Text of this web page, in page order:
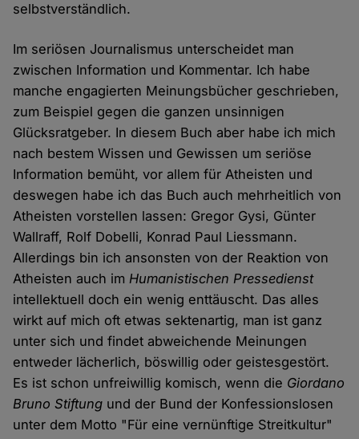
selbstverständlich.
Im seriösen Journalismus unterscheidet man
zwischen Information und Kommentar. Ich habe
manche engagierten Meinungsbücher geschrieben,
zum Beispiel gegen die ganzen unsinnigen
Glücksratgeber. In diesem Buch aber habe ich mich
nach bestem Wissen und Gewissen um seriöse
Information bemüht, vor allem für Atheisten und
deswegen habe ich das Buch auch mehrheitlich von
Atheisten vorstellen lassen: Gregor Gysi, Günter
Wallraff, Rolf Dobelli, Konrad Paul Liessmann.
Allerdings bin ich ansonsten von der Reaktion von
Atheisten auch imHumanistischen Pressedienst
intellektuell doch ein wenig enttäuscht. Das alles
wirkt auf mich oft etwas sektenartig, man ist ganz
unter sich und findet abweichende Meinungen
entweder lächerlich, böswillig oder geistesgestört.
Es ist schon unfreiwillig komisch, wenn die Giordano
Bruno Stiftung und der Bund der Konfessionslosen
unter dem Motto "Für eine vernünftige Streitkultur"